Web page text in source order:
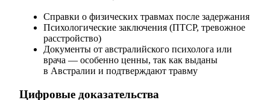
Справки о физических травмах после задержания
Психологические заключения (ПТСР, тревожное
расстройство)
Документы от австралийского психолога или
врача — особенно ценны, так как выданы
в Австралии и подтверждают травму
Цифровые доказательства